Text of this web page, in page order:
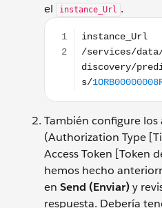
el
instance_Url .
instance_Url /
También configure
(Authorization Type
Access Token [Token
hemos hecho
en Send (Enviar)y
respuesta. Debería